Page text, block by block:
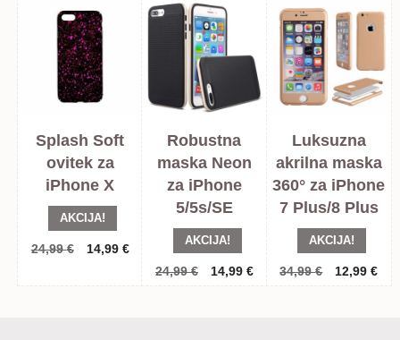
Splash Soft
ovitek za
iPhone X
AKCIJA!
24,99€
Izvorna
14,99 €Trenutna
cijena
Robustna
maska Neon
za iPhone
5/5s/SE
AKCIJA!
24,99€
Izvorna
14,99 €Trenutna
Luksuzna
akrilna maska
360° za iPhone
7 Plus/8 Plus
AKCIJA!
34,99€
Izvorna
12,99€